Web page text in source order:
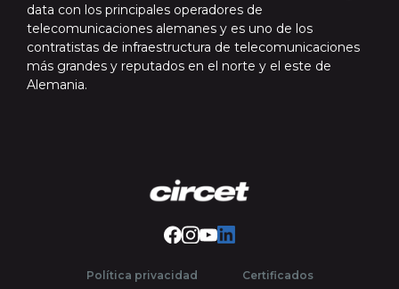
data con los principales operadores de
telecomunicaciones alemanes y es uno de los
contratistas de infraestructura de telecomunicaciones
más grandes y reputados en el norte y el este de
Alemania.
Facebook
Instragram Circet France
Youtube Grupo Circet
LinkedIn Circet España
Política privacidad Certificados